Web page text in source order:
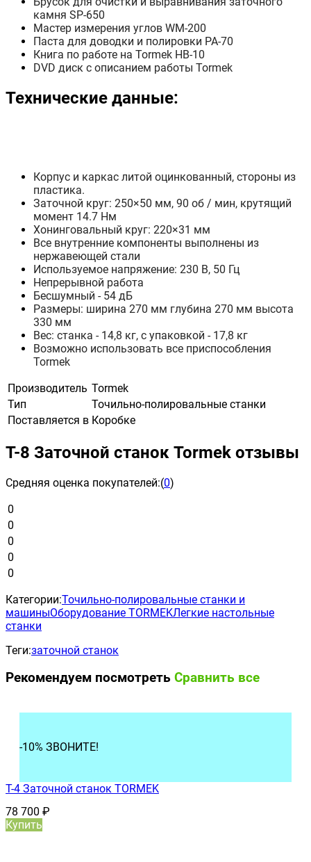
камня SP-650
Мастер измерения углов WM-200
Паста для доводки и полировки PA-70
Книга по работе на Tormek HB-10
DVD диск с описанием работы Tormek
Технические данные:
Корпус и каркас литой оцинкованный, стороны из
пластика.
Заточной круг: 250×50 мм, 90 об / мин, крутящий
момент 14.7 Нм
Хонинговальный круг: 220×31 мм
Все внутренние компоненты выполнены из
нержавеющей стали
Используемое напряжение: 230 В, 50 Гц
Непрерывной работа
Бесшумный - 54 дБ
Размеры: ширина 270 мм глубина 270 мм высота
330 мм
Вес: станка - 14,8 кг, с упаковкой - 17,8 кг
Возможно использовать все приспособления
Tormek
Производитель Tormek
Тип
Точильно-полировальные станки
Поставляется в Коробке
T-8 Заточной станок Tormek отзывы
Средняя оценка покупателей:(0)
0
0
0
0
0
Категории:Точильно-полировальные станки и
машиныОборудование TORMEKЛегкие настольные
станки
Теги:заточной станок
Рекомендуем посмотреть Сравнить все
-10% ЗВОНИТЕ!
T-4 Заточной станок TORMEK
78 700 ₽
Купить